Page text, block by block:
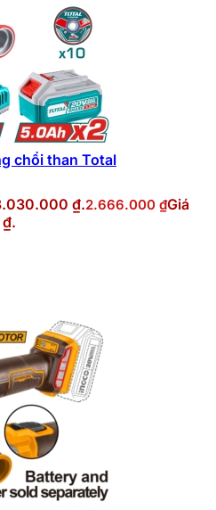
chổi than Total
₫.2.666.000 ₫Giá